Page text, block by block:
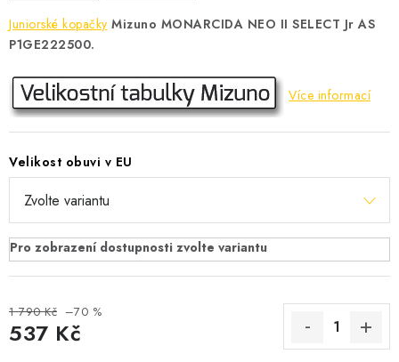
NOVINKY
NOVINKY MIZUNO
OBLÍBENÉ DROBNOSTI
ZNAČKY
Obchodní podmínky
Zásady používání souborů cookies
Juniorské kopačky Mizuno MONARCIDA NEO II SELECT Jr AS
P1GE222500.
Více informací
Velikost obuvi v EU
1 790 Kč –70 %
537 Kč